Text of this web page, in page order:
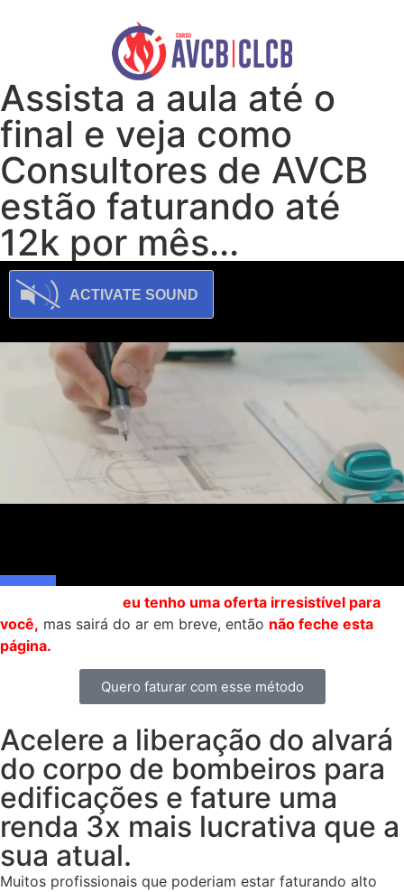
Assista a aula até o
final e veja como
Consultores de AVCB
estão faturando até
12k por mês...
eu tenho uma oferta irresistível para
você, mas sairá do ar em breve, então não feche esta
página.
Quero faturar com esse método
Acelere a liberação do alvará
do corpo de bombeiros para
edificações e fature uma
renda 3x mais lucrativa que a
sua atual.
Muitos profissionais que poderiam estar faturando alto